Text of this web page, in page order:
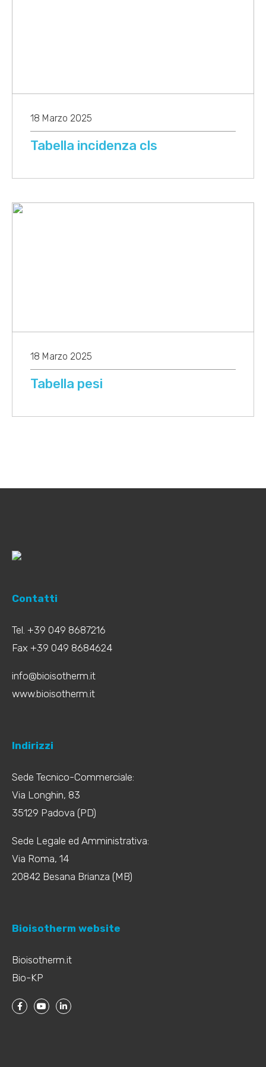
18 Marzo 2025
Tabella incidenza cls
18 Marzo 2025
Tabella pesi
Contatti
Tel. +39 049 8687216
Fax +39 049 8684624
info@bioisotherm.it
www.bioisotherm.it
Indirizzi
Sede Tecnico-Commerciale:
Via Longhin, 83
35129 Padova (PD)
Sede Legale ed Amministrativa:
Via Roma, 14
20842 Besana Brianza (MB)
Bioisotherm website
Bioisotherm.it
Bio-KP